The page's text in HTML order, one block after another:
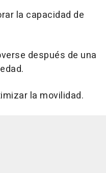
la capacidad de
después de una
la movilidad.